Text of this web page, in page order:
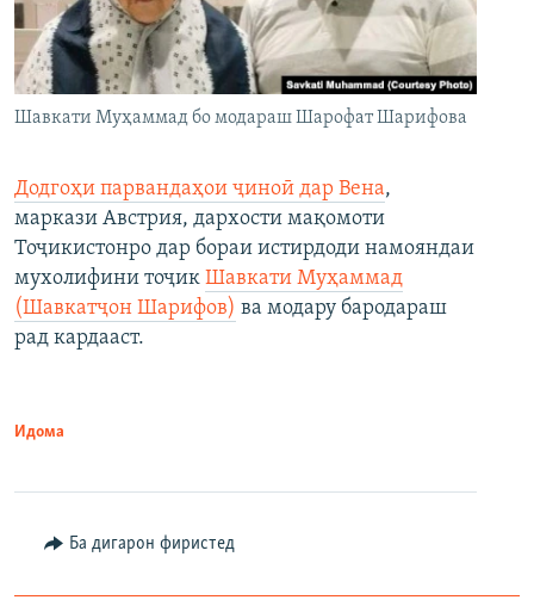
Шавкати Муҳаммад бо модараш Шарофат Шарифова
Додгоҳи парвандаҳои ҷиноӣ дар Вена,
маркази Австрия, дархости мақомоти
Тоҷикистонро дар бораи истирдоди намояндаи
мухолифини тоҷик Шавкати Муҳаммад
(Шавкатҷон Шарифов) ва модару бародараш
рад кардааст.
Идома
Ба дигарон фиристед